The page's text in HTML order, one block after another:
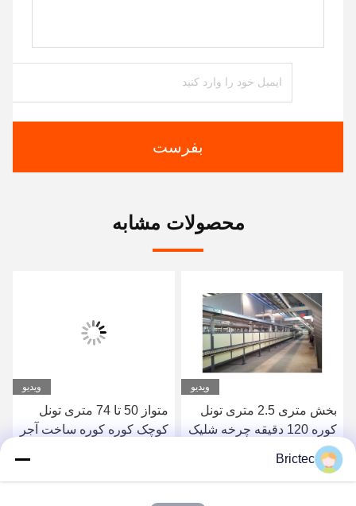
بفرست
محصولات مشابه
ویدیو
بخش متری 2.5 متری تونل
کوره 120 دقیقه چرخه شلیک
کوره رولر شلیک سریع
بهترین قیمت رو بدست
ویدیو
متواز 50 تا 74 متری تونل
کوچک کوره کوره ساخت آجر
بهترین قیمت رو بدست
Brictec